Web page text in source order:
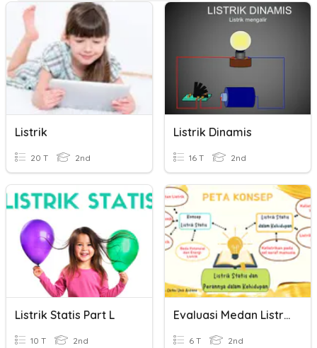
Listrik
20 T 2nd
Listrik Dinamis
16 T 2nd
Listrik Statis Part L
10 T 2nd
Evaluasi Medan Listrik
6 T 2nd